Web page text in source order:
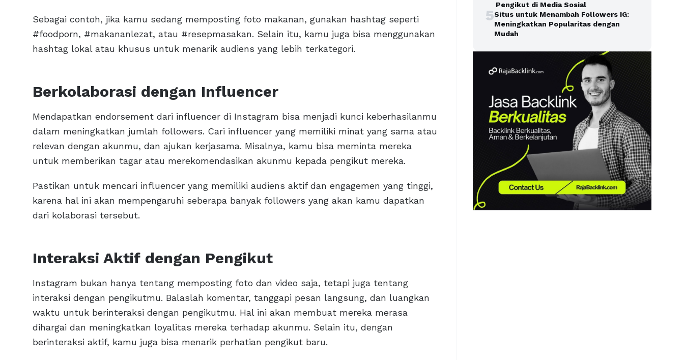
Sebagai contoh, jika kamu sedang memposting foto makanan, gunakan hashtag seperti
#foodporn, #makananlezat, atau #resepmasakan. Selain itu, kamu juga bisa menggunakan
hashtag lokal atau khusus untuk menarik audiens yang lebih terkategori.
Berkolaborasi dengan Influencer
Mendapatkan endorsement dari influencer di Instagram bisa menjadi kunci keberhasilanmu
dalam meningkatkan jumlah followers. Cari influencer yang memiliki minat yang sama atau
relevan dengan akunmu, dan ajukan kerjasama. Misalnya, kamu bisa meminta mereka
untuk memberikan tagar atau merekomendasikan akunmu kepada pengikut mereka.
Pastikan untuk mencari influencer yang memiliki audiens aktif dan engagemen yang tinggi,
karena hal ini akan mempengaruhi seberapa banyak followers yang akan kamu dapatkan
dari kolaborasi tersebut.
Interaksi Aktif dengan Pengikut
Instagram bukan hanya tentang memposting foto dan video saja, tetapi juga tentang
interaksi dengan pengikutmu. Balaslah komentar, tanggapi pesan langsung, dan luangkan
waktu untuk berinteraksi dengan pengikutmu. Hal ini akan membuat mereka merasa
dihargai dan meningkatkan loyalitas mereka terhadap akunmu. Selain itu, dengan
berinteraksi aktif, kamu juga bisa menarik perhatian pengikut baru.
Pengikut di Media Sosial
5Situs untuk Menambah Followers IG:
Meningkatkan Popularitas dengan
Mudah